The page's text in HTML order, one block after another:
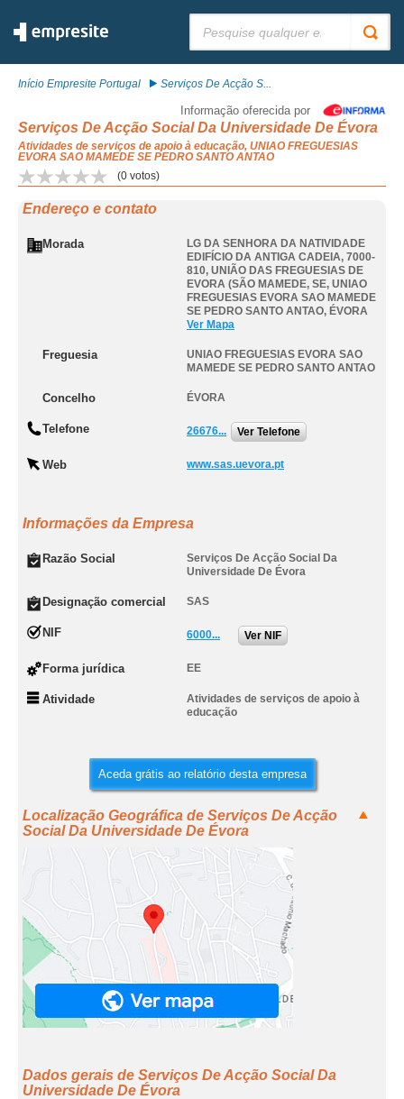
Início Empresite Portugal Serviços De Acção S...
Informação oferecida por
Serviços De Acção Social Da Universidade De Évora
Atividades de serviços de apoio à educação, UNIAO FREGUESIAS
EVORA SAO MAMEDE SE PEDRO SANTO ANTAO
(0 votos)
Endereço e contato
Morada
LG DA SENHORA DA NATIVIDADE
EDIFÍCIO DA ANTIGA CADEIA, 7000-
810, UNIÃO DAS FREGUESIAS DE
EVORA (SÃO MAMEDE, SE, UNIAO
FREGUESIAS EVORA SAO MAMEDE
SE PEDRO SANTO ANTAO, ÉVORA
Ver Mapa
Freguesia
UNIAO FREGUESIAS EVORA SAO
MAMEDE SE PEDRO SANTO ANTAO
Concelho ÉVORA
Telefone 26676... Ver Telefone
Web www.sas.uevora.pt
Informações da Empresa
Razão Social
Serviços De Acção Social Da
Universidade De Évora
Designação comercial SAS
NIF 6000... Ver NIF
Forma jurídica EE
Atividade
Atividades de serviços de apoio à
educação
Aceda grátis ao relatório desta empresa
Localização Geográfica de Serviços De Acção
Social Da Universidade De Évora
Dados gerais de Serviços De Acção Social Da
Universidade De Évora